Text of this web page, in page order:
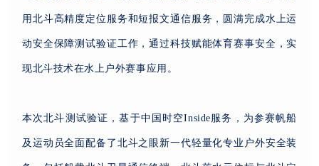
用北斗高精度定位服务和短报文通信服务，圆满完成水上运
动安全保障测试验证工作，通过科技赋能体育赛事安全，实
现北斗技术在水上户外赛事应用。
本次北斗测试验证，基于中国时空Inside服务，为参赛帆船
及运动员全面配备了北斗之眼新一代轻量化专业户外安全装